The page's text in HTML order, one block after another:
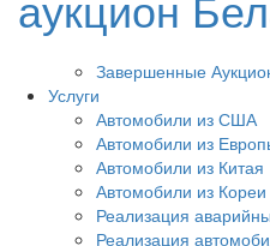
Завершенные
Услуги
Автомобили из США
Автомобили из
Автомобили из Китая
Автомобили из Кореи
Реализация
Реализация